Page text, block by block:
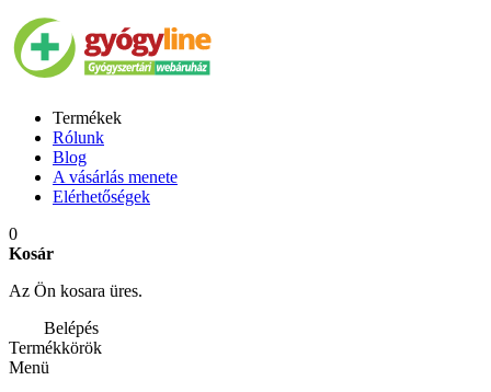
Termékek
Rólunk
Blog
A vásárlás menete
Elérhetőségek
0
Kosár
Az Ön kosara üres.
Belépés
Termékkörök
Menü